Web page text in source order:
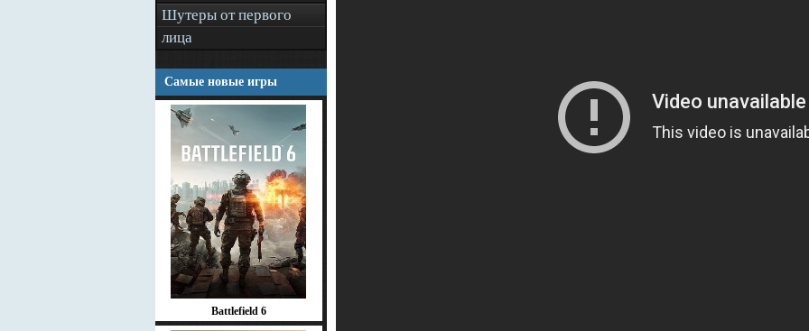
Шутеры от первого
лица
Самые новые игры
Battlefield 6